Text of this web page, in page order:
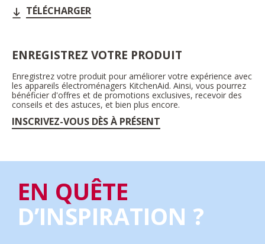
TÉLÉCHARGER
ENREGISTREZ VOTRE PRODUIT
Enregistrez votre produit pour améliorer votre expérience avec
les appareils électroménagers KitchenAid. Ainsi, vous pourrez
bénéficier d'offres et de promotions exclusives, recevoir des
conseils et des astuces, et bien plus encore.
INSCRIVEZ-VOUS DÈS À PRÉSENT
EN QUÊTE
D’INSPIRATION ?